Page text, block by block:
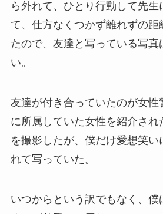
ら外れて、ひとり行動して先生
て、仕方なくつかず離れずの距
たので、友達と写っている写真
い。
友達が付き合っていたのが女性
に所属していた女性を紹介され
を撮影したが、僕だけ愛想笑
れて写っていた。
いつからという訳でもなく、僕